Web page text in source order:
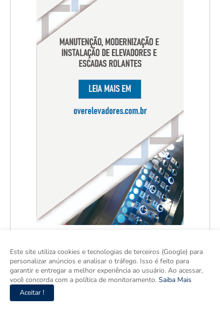
Este site utiliza cookies e tecnologias de terceiros (Google) para
personalizar anúncios e analisar o tráfego. Isso é feito para
garantir e entregar a melhor experiência ao usuário. Ao acessar,
você concorda com a política de monitoramento. Saiba Mais
Aceitar !